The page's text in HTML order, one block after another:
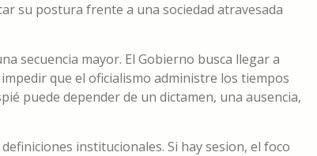
su postura frente a una sociedad atravesada
secuencia mayor. El Gobierno busca llegar a
que el oficialismo administre los tiempos
puede depender de un dictamen, una ausencia,
institucionales. Si hay sesion, el foco